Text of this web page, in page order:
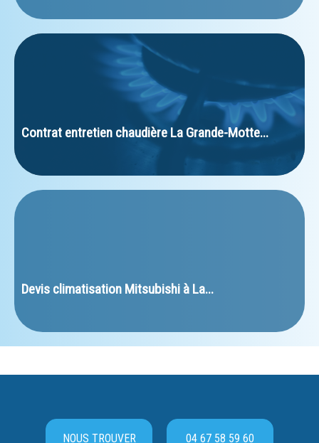
Contrat entretien chaudière La Grande-Motte...
﻿Devis climatisation Mitsubishi à La...
NOUS TROUVER 04 67 58 59 60